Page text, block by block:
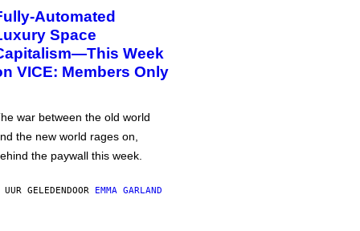
Automated
Space
Week
VICE: Members Only
war between the old world
the new world rages on,
the paywall this week.
GELEDENDOOR EMMA GARLAND